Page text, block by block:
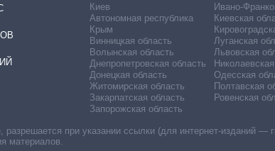
Киев
Автономная республика
Крым
Винницкая область
Волынская область
Днепропетровская область
Донецкая область
Житомирская область
Закарпатская область
Запорожская область
Ивано-
Киевская
Луганская
Львовская
Одесская
Полтавская
Ровенская
при указании ссылки (для интернет-изданий —
материалов.